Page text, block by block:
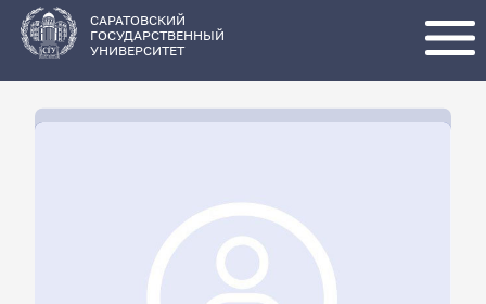
основному
содержанию
САРАТОВСКИЙ
ГОСУДАРСТВЕННЫЙ
УНИВЕРСИТЕТ